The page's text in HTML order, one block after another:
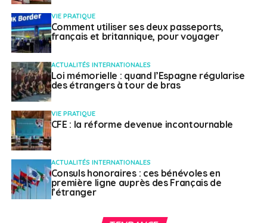
est une société franco-américaine de biotechnologie
développant des solutions IA pour accélérer la
recherche médicale. Parmi ses multiples
développements, elle pilote notamment le projet
Mosaic, la plus grande base de données spatiales en
cancérologie
Catégorie Entrepreneur français à
l’étranger (EFE)
Amati Box
jeunes Français pour lancer un nouveau concept de
« « lunch box », coffret repas sain et premium.
Aujourd’hui rentable et sans dette après une unique
levée de fonds de 80 000 dollars, elle compte
aujourd’hui 3000 clients.
VIE PRATIQUE
Comment utiliser ses deux passeports,
français et britannique, pour voyager
ACTUALITÉS INTERNATIONALES
Loi mémorielle : quand l’Espagne régularise
des étrangers à tour de bras
VIE PRATIQUE
CFE : la réforme devenue incontournable
ACTUALITÉS INTERNATIONALES
Consuls honoraires : ces bénévoles en
première ligne auprès des Français de
l’étranger